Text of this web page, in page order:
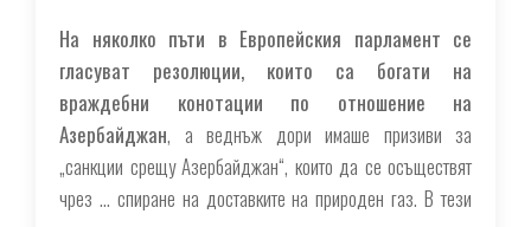
На няколко пъти в Европейския парламент се
гласуват резолюции, които са богати на
враждебни конотации по отношение на
Азербайджан, а веднъж дори имаше призиви за
„санкции срещу Азербайджан“, които да се осъществят
чрез … спиране на доставките на природен газ. В тези